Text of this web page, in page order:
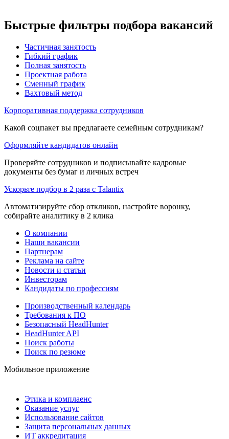
Быстрые фильтры подбора вакансий
Частичная занятость
Гибкий график
Полная занятость
Проектная работа
Сменный график
Вахтовый метод
Корпоративная поддержка сотрудников
Какой соцпакет вы предлагаете семейным сотрудникам?
Оформляйте кандидатов онлайн
Проверяйте сотрудников и подписывайте кадровые
документы без бумаг и личных встреч
Ускорьте подбор в 2 раза с Talantix
Автоматизируйте сбор откликов, настройте воронку,
собирайте аналитику в 2 клика
О компании
Наши вакансии
Партнерам
Реклама на сайте
Новости и статьи
Инвесторам
Кандидаты по профессиям
Производственный календарь
Требования к ПО
Безопасный HeadHunter
HeadHunter API
Поиск работы
Поиск по резюме
Мобильное приложение
Этика и комплаенс
Оказание услуг
Использование сайтов
Защита персональных данных
ИТ аккредитация